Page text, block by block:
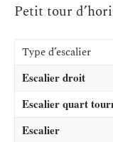
Petit tour
Type d’escalier
Escalier droit
Escalier quart
Escalier